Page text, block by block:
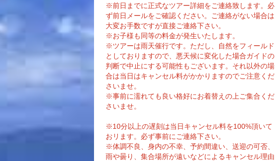
※前日までに正式なツアー詳細をご連絡致します。必
ず前日メールをご確認ください。ご連絡がない場合は
大変お手数ですが直接ご連絡下さい。
※お子様も同等の料金が発生いたします。
※ツアーは雨天催行です。ただし、自然をフィールド
としておりますので、悪天候に変化した場合ガイドの
判断で中止にする可能性もございます。それ以外の場
合は当日はキャンセル料がかかりますのでご注意くだ
さいませ。
※事前に濡れても良い格好にお着替えの上ご集合くだ
さいませ。
※10分以上の遅刻は当日キャンセル料を100%頂いて
おリます。必ず事前にご連絡下さい。
※体調不良、身内の不幸、予約間違い、送迎の可否、
雨や曇り、集合場所が遠いなどによるキャンセル理由